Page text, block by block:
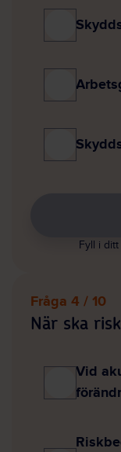
Fyll i
Fråga 4 / 10
När ska
Vid